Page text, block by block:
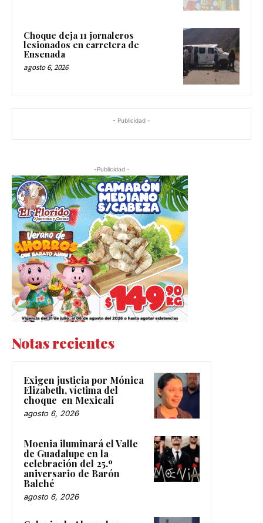
Choque deja 11 jornaleros
lesionados en carretera de
Ensenada
agosto 6, 2026
- Publicidad -
-Publicidad -
Notas recientes
Exigen justicia por Mónica
Elizabeth, víctima del
choque en Mexicali
agosto 6, 2026
Moenia iluminará el Valle
de Guadalupe en la
celebración del 25.º
aniversario de Barón
Balché
agosto 6, 2026